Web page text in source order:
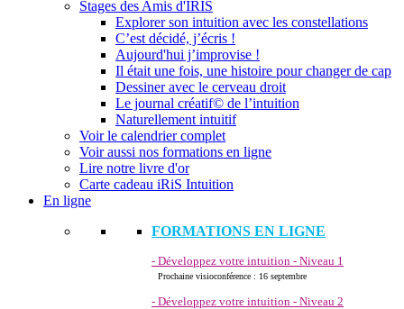
Stages des Amis d'IRIS
Explorer son intuition avec les constellations
C’est décidé, j’écris !
Aujourd'hui j’improvise !
Il était une fois, une histoire pour changer de cap
Dessiner avec le cerveau droit
Le journal créatif© de l’intuition
Naturellement intuitif
Voir le calendrier complet
Voir aussi nos formations en ligne
Lire notre livre d'or
Carte cadeau iRiS Intuition
En ligne
FORMATIONS EN LIGNE
- Développez votre intuition - Niveau 1
Prochaine visioconférence : 16 septembre
- Développez votre intuition - Niveau 2